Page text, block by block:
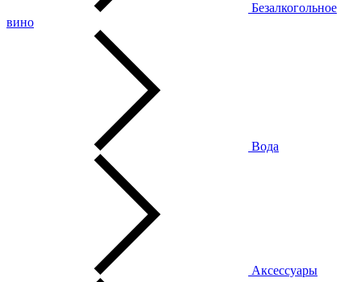
Безалкогольное
вино
Вода
Аксессуары